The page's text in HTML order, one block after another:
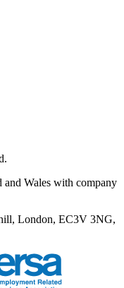
Wales with company
London, EC3V 3NG,